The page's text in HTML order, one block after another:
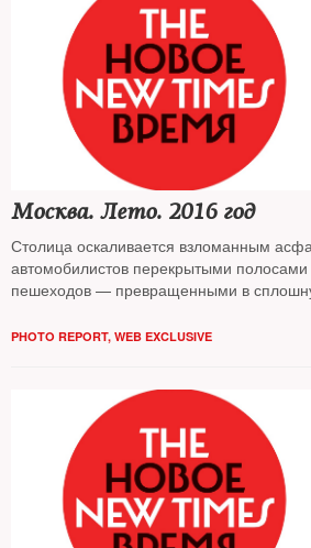
Москва. Лето. 2016 год
Столица оскаливается взломанным
автомобилистов перекрытыми
пешеходов — превращенными в
разноголосых рабочих, выламывающих
прохожим. Бригадир одного из участков
жителям: «Уезжайте отсюда. Как
проводятся по программе
PHOTO REPORT, WEB EXCLUSIVE